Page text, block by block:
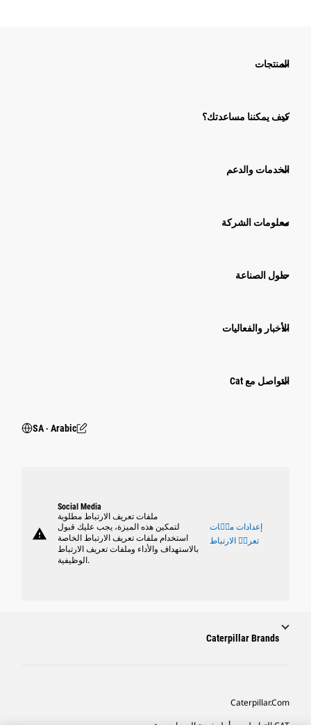
المنتجات
كيف يمكننا مساعدتك؟
الخدمات والدعم
معلومات الشركة
حلول الصناعة
الأخبار والفعاليات
التواصل مع Cat
SA ‧ Arabic
warning
Social Media
ملفات تعريف الارتباط مطلوبة
لتمكين هذه الميزة، يجب عليك قبول
استخدام ملفات تعريف الارتباط الخاصة
بالاستهداف والأداء وملفات تعريف الارتباط
الوظيفية.
إعدادات ملٝات
تعريٝ الارتباط
Caterpillar Brands
Caterpillar.com